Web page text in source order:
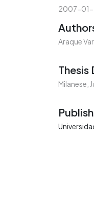
2007-01-
Araque
Milanese,